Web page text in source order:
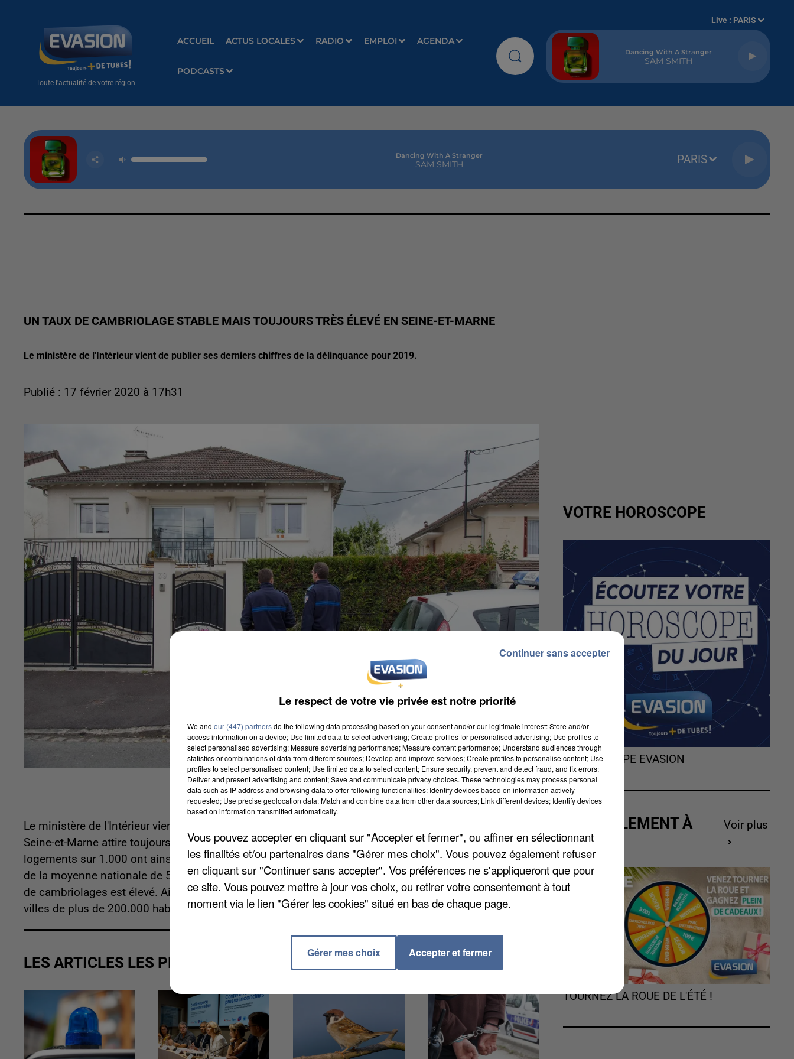
Toute l'actualité de votre région
ACCUEIL ACTUS LOCALES RADIO EMPLOI AGENDA
PODCASTS
Live : PARIS
Dancing With A Stranger
SAM SMITH
Dancing With A Stranger
SAM SMITH PARIS
UN TAUX DE CAMBRIOLAGE STABLE MAIS TOUJOURS TRÈS ÉLEVÉ EN SEINE-ET-MARNE
Le ministère de l'Intérieur vient de publier ses derniers chiffres de la délinquance pour 2019.
Publié : 17 février 2020 à 17h31
Le ministère de l'Intérieur vient de publier ses derniers chiffres de la délinquance pour 2019. Et la
Seine-et-Marne attire toujours les cambrioleurs, comme tous les départements d'Île-de-France. 8
logements sur 1.000 ont ainsi été visités en moyenne l'an dernier dans le département, bien au-dessus
de la moyenne nationale de 5 sur 1.000. Et plus la taille de la commune est importante, plus le nombre
de cambriolages est élevé. Ainsi, le taux de cambriolage atteint les 9,3 pour 1.000 logements dans les
villes de plus de 200.000 habitants.
LES ARTICLES LES PLUS VUS
VOTRE HOROSCOPE
L'HOROSCOPE EVASION
ACTUELLEMENT À
GAGNER
Voir plus
TOURNEZ LA ROUE DE L'ÉTÉ !
Le respect de votre vie privée est notre priorité
We and our (447) partnersdo the following data processing based on your consent and/or our legitimate interest: Store and/or
access information on a device; Use limited data to select advertising; Create profiles for personalised advertising; Use profiles to
select personalised advertising; Measure advertising performance; Measure content performance; Understand audiences through
statistics or combinations of data from different sources; Develop and improve services; Create profiles to personalise content; Use
profiles to select personalised content; Use limited data to select content; Ensure security, prevent and detect fraud, and fix errors;
Deliver and present advertising and content; Save and communicate privacy choices. These technologies may process personal
data such as IP address and browsing data to offer following functionalities: Identify devices based on information actively
requested; Use precise geolocation data; Match and combine data from other data sources; Link different devices; Identify devices
based on information transmitted automatically.
Vous pouvez accepter en cliquant sur "Accepter et fermer", ou affiner en sélectionnant
les finalités et/ou partenaires dans "Gérer mes choix". Vous pouvez également refuser
en cliquant sur "Continuer sans accepter". Vos préférences ne s'appliqueront que pour
ce site. Vous pouvez mettre à jour vos choix, ou retirer votre consentement à tout
moment via le lien "Gérer les cookies" situé en bas de chaque page.
Gérer mes choix Accepter et fermer
Continuer sans accepter